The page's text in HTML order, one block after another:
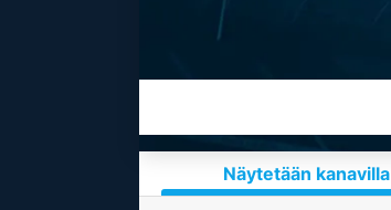
Näytetään kanavilla